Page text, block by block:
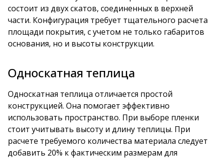
состоит из двух скатов, соединенных в верхней
части. Конфигурация требует тщательного расчета
площади покрытия, с учетом не только габаритов
основания, но и высоты конструкции.
Односкатная теплица
Односкатная теплица отличается простой
конструкцией. Она помогает эффективно
использовать пространство. При выборе пленки
стоит учитывать высоту и длину теплицы. При
расчете требуемого количества материала следует
добавить 20% к фактическим размерам для